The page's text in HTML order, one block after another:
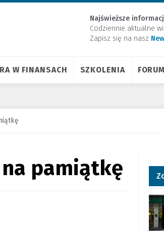
Najświeższe
Codziennie aktualne
Zapisz się na nasz
W FINANSACH SZKOLENIA FORUM
pamiątkę